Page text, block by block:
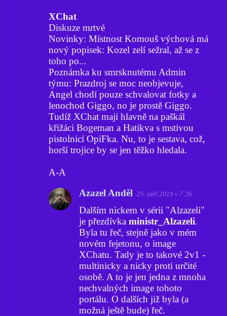
XChat
Diskuze mrtvé
Novinky: Místnost Komouš výchová má
nový popisek: Kozel zelí sežral, až se z
toho po...
Poznámka ku smrsknutému Admin
týmu: Prazdroj se moc neobjevuje,
Angel chodí pouze schvalovat fotky a
lenochod Giggo, no je prostě Giggo.
Tudíž XChat mají hlavně na paškál
křižáci Bogeman a Hatikva s mstivou
pistolnicí OpiFka. Nu, to je sestava, což,
horší trojice by se jen těžko hledala.
A-A
Azazel Anděl 25. září 2019 v 7:26
Dalším nickem v sérii "Alzazeli"
je přezdívka ministr_Alzazeli.
Byla tu řeč, stejně jako v mém
novém fejetonu, o image
XChatu. Tady je to takové 2v1 -
multinicky a nicky proti určité
osobě. A to je jen jedna z mnoha
nechvalných image tohoto
portálu. O dalších již byla (a
možná ještě bude) řeč.